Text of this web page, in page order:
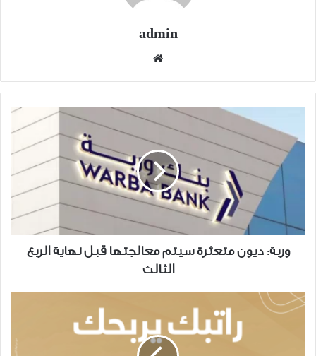
admin
وربة:
ديون
متعثرة
سيتم
معالجتها
نهاية
الربع
الثالث
وربة: ديون متعثرة سيتم معالجتها قبل نهاية الربع
الثالث
"بيتــك"
يعلن